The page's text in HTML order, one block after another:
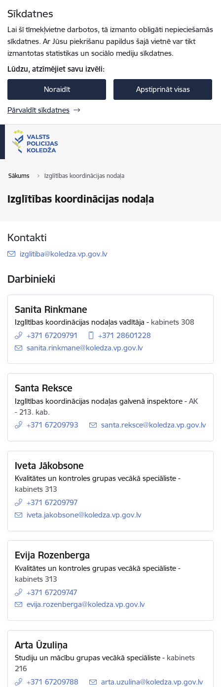
Sīkdatnes
Lai šī tīmekļvietne darbotos, tā izmanto obligāti nepieciešamās
sīkdatnes. Ar Jūsu piekrišanu papildus šajā vietnē var tikt
izmantotas statistikas un sociālo mediju sīkdatnes.
Lūdzu, atzīmējiet savu izvēli:
Noraidīt Apstiprināt visas
Pārvaldīt sīkdatnes
Sākums Izglītības koordinācijas nodaļa
Izglītības koordinācijas nodaļa
Kontakti
E-pasts:
izglitiba@koledza.vp.gov.lv
Darbinieki
Sanita Rinkmane
Izglītības koordinācijas nodaļas vadītāja - kabinets 308
+371 67209791
+371 28601228
E-pasts:
sanita.rinkmane@koledza.vp.gov.lv
Santa Reksce
Izglītības koordinācijas nodaļas galvenā inspektore -AK
- 213. kab.
+371 67209793
E-pasts:
santa.reksce@koledza.vp.gov.lv
Iveta Jākobsone
Kvalitātes un kontroles grupas vecākā speciāliste -
kabinets 313
+371 67209797
E-pasts:
iveta.jakobsone@koledza.vp.gov.lv
Evija Rozenberga
Kvalitātes un kontroles grupas vecākā speciāliste -
kabinets 313
+371 67209747
E-pasts:
evija.rozenberga@koledza.vp.gov.lv
Arta Ūzuliņa
Studiju un mācību grupas vecākā speciāliste - kabinets
216
+371 67209788
E-pasts:
arta.uzulina@koledza.vp.gov.lv